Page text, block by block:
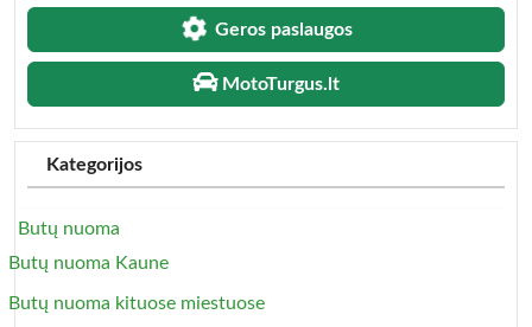
Geros paslaugos
MotoTurgus.lt
Kategorijos
Butų nuoma
Butų nuoma Kaune
Butų nuoma kituose miestuose